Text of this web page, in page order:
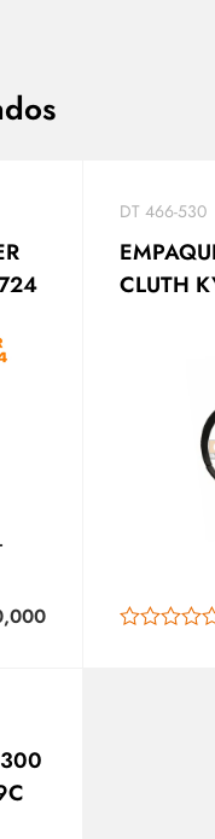
DT 466-530
CLUTH